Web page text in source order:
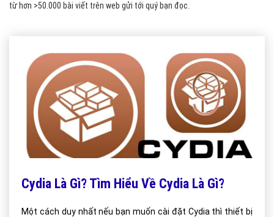
từ hơn >50.000 bài viết trên web gửi tới quý bạn đọc.
Cydia Là Gì? Tìm Hiểu Về Cydia Là Gì?
Một cách duy nhất nếu bạn muốn cài đặt Cydia thì thiết bị